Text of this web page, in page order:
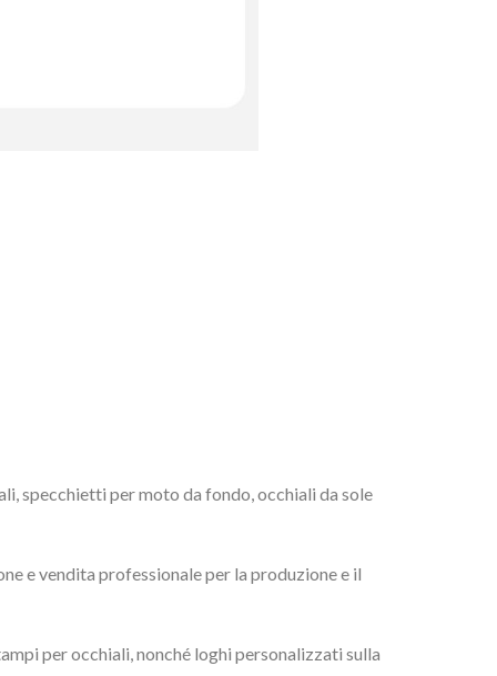
specchietti per moto da fondo, occhiali da sole
e vendita professionale per la produzione e il
per occhiali, nonché loghi personalizzati sulla